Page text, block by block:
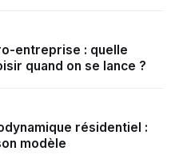
entreprise : quelle
quand on se lance ?
résidentiel :
modèle